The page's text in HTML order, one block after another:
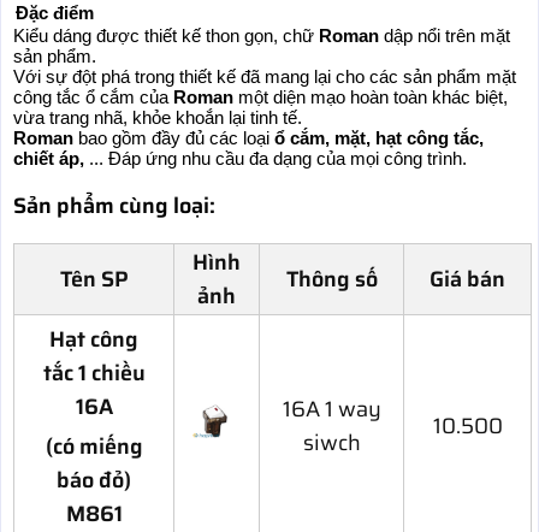
Đặc điểm
Kiểu dáng được thiết kế thon gọn, chữ Roman dập nổi trên mặt
sản phẩm.
Với sự đột phá trong thiết kế đã mang lại cho các sản phẩm mặt
công tắc ổ cắm của Roman một diện mạo hoàn toàn khác biệt,
vừa trang nhã, khỏe khoắn lại tinh tế.
Roman bao gồm đầy đủ các loại ổ cắm, mặt, hạt công tắc,
chiết áp, ... Đáp ứng nhu cầu đa dạng của mọi công trình.
Sản phẩm cùng loại:
Tên SP
Hình
ảnh
Thông số
Giá bán
Hạt công
tắc 1 chiều
16A
(có miếng
báo đỏ)
M861
16A 1 way
siwch
10.500